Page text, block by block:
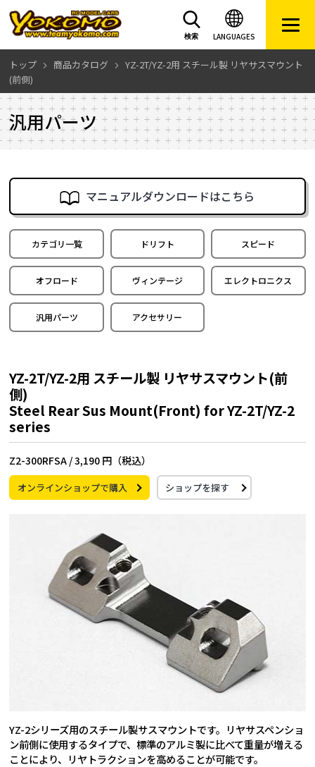
LANGUAGES
検索
トップ 商品カタログ
YZ-2T/YZ-2用 スチール製 リヤサスマウント
(前側)
汎用パーツ
マニュアルダウンロードはこちら
カテゴリ一覧 ドリフト スピード
オフロード ヴィンテージ エレクトロニクス
汎用パーツ アクセサリー
YZ-2T/YZ-2用 スチール製 リヤサスマウント(前
側)
Steel Rear Sus Mount(Front) for YZ-2T/YZ-2
series
Z2-300RFSA /3,190 円（税込）
オンラインショップで購入 ショップを探す
YZ-2シリーズ用のスチール製サスマウントです。リヤサスペンショ
ン前側に使用するタイプで、標準のアルミ製に比べて重量が増える
ことにより、リヤトラクションを高めることが可能です。